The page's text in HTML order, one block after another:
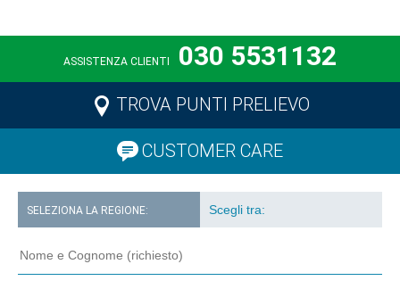
ASSISTENZA CLIENTI 030 5531132
TROVA PUNTI PRELIEVO
CUSTOMER CARE
SELEZIONA LA REGIONE: